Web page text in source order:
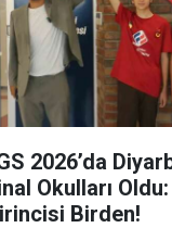
2026’da
Okulları
Birden!